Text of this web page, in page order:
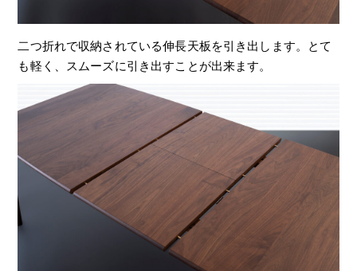
二つ折れで収納されている伸長天板を引き出します。とて
も軽く、スムーズに引き出すことが出来ます。